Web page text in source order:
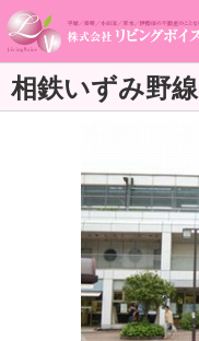
相鉄いずみ野